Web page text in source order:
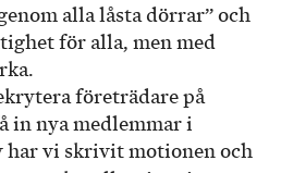
alla låsta dörrar” och
för alla, men med
företrädare på
in nya medlemmar i
har vi skrivit motionen och